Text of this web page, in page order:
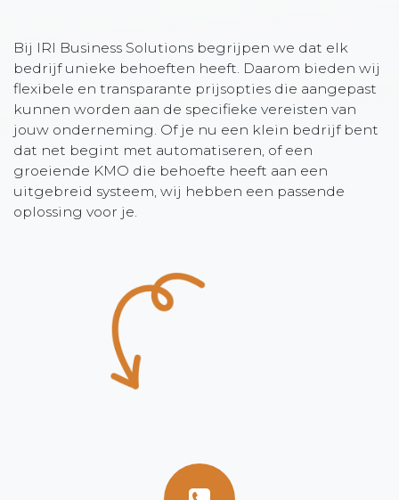
Bij IRI Business Solutions begrijpen we dat elk
bedrijf unieke behoeften heeft. Daarom bieden wij
flexibele en transparante prijsopties die aangepast
kunnen worden aan de specifieke vereisten van
jouw onderneming. Of je nu een klein bedrijf bent
dat net begint met automatiseren, of een
groeiende KMO die behoefte heeft aan een
uitgebreid systeem, wij hebben een passende
oplossing voor je.